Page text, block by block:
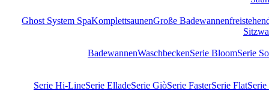
Ghost System SpaKomplettsaunenGroße Badewannen
BadewannenWaschbeckenSerie BloomSerie
Serie Hi-LineSerie ElladeSerie GiòSerie FasterSerie Flat